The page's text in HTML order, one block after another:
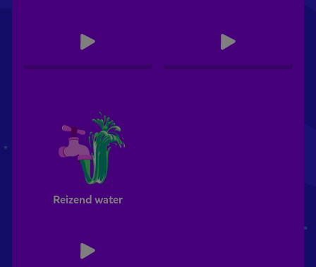
Reizend water